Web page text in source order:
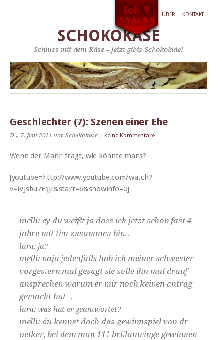
ÜBER KONTAKT
SCHOKOKÄSE
Schluss mit dem Käse – jetzt gibts Schokolade!
Geschlechter (7): Szenen einer Ehe
Di., 7. Juni 2011 von Schokokäse Keine Kommentare
Wenn der Mann fragt, wie kön­nte mans?
[youtube=http://www.youtube.com/watch?
v=iVJsbu7FqjI&start=6&showinfo=0]
mel­li: ey du weißt ja dass ich jet­zt schon fast 4
jahre mit tim zusam­men bin..
lara: ja?
mel­li: naja jeden­falls hab ich mein­er schwest­er
vorgestern mal gesagt sie solle ihn mal drauf
ansprechen warum er mir noch keinen antrag
gemacht hat -.-
lara: was hat er geantwortet?
mel­li: du kennst doch das gewinn­spiel von dr
oetk­er, bei dem man 111 bril­lantringe gewin­nen